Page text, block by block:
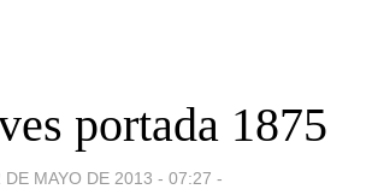
portada 1875
DE MAYO DE 2013 - 07:27 -